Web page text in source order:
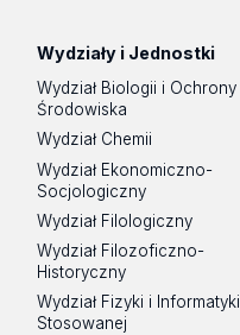
Wydziały i Jednostki
Wydział Biologii i Ochrony
Środowiska
Wydział Chemii
Wydział Ekonomiczno-
Socjologiczny
Wydział Filologiczny
Wydział Filozoficzno-
Historyczny
Wydział Fizyki i Informatyki
Stosowanej